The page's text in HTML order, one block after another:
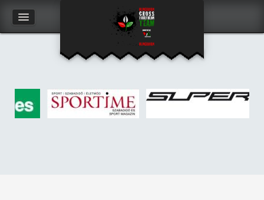
Felhasználói adatlap